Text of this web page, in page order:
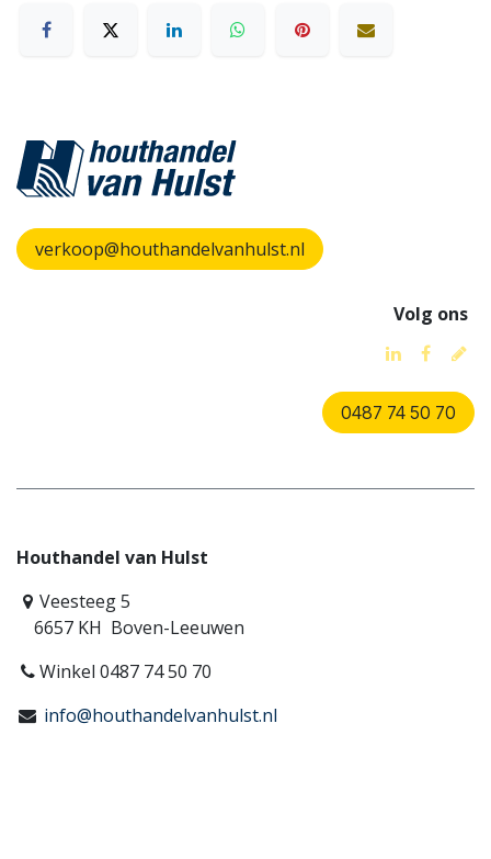
verkoop@houthandelvanhulst.nl
Volg ons
0487 74 50 70
Houthandel van Hulst
Veesteeg 5
6657 KH Boven-Leeuwen
Winkel 0487 74 50 70
info@houthandelvanhulst.nl